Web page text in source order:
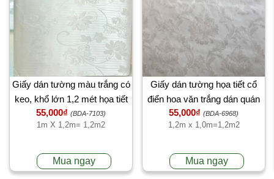
Giấy dán tường màu trắng có
keo, khổ lớn 1,2 mét họa tiết
hoa trắng phong cách châu âu
giá rẻ đẹp tại TPHCM
55,000₫ (BDA-7103)
1m X 1,2m= 1,2m2
Mua ngay
Giấy dán tường họa tiết cổ
điển hoa văn trắng dán quán
café
55,000₫ (BDA-6968)
1,2m x 1,0m=1,2m2
Mua ngay